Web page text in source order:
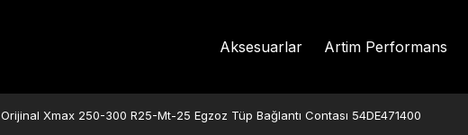
Aksesuarlar Artim Performans
Orijinal Xmax 250-300 R25-Mt-25 Egzoz Tüp Bağlantı Contası 54DE471400